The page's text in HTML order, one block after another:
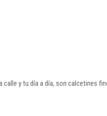
y tu día a día, son calcetines